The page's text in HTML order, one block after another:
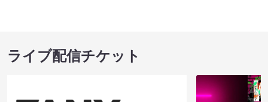
ライブ配信チケット